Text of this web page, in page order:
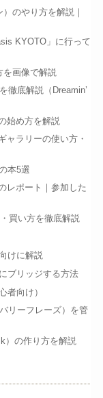
のやり方を解説｜
KYOTO」に行って
画像で解説
徹底解説（Dreamin’
始め方を解説
ャラリーの使い方・
本5選
レポート｜参加した
買い方を徹底解説
けに解説
ブリッジする方法
者向け）
リーフレーズ）を管
）の作り方を解説